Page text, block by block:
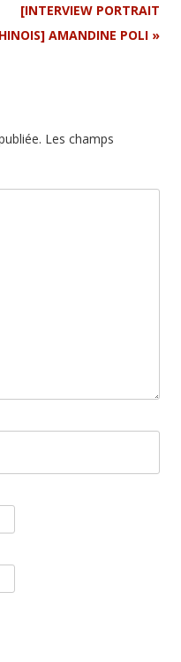
[INTERVIEW PORTRAIT
AMANDINE POLI »
Les champs